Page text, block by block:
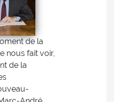
de la
nous fait voir,
de la